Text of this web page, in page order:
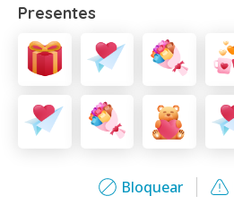
Bloquear
Presentes